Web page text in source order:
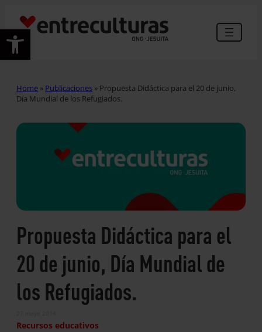
Abrir barra de herramientas
Home » Publicaciones » Propuesta Didáctica para el 20 de junio,
Día Mundial de los Refugiados.
Propuesta Didáctica para el
20 de junio, Día Mundial de
los Refugiados.
Recursos educativos